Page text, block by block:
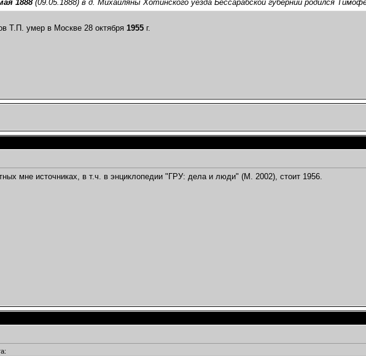
1888(09.05.1888) в д. Михайляны Хотинского уезда Бессарабской губернии родился
Т.П. умер в Москве 28 октября 1955 г.
мне источниках, в т.ч. в энциклопедии "ГРУ: дела и люди" (М. 2002), стоит 1956.